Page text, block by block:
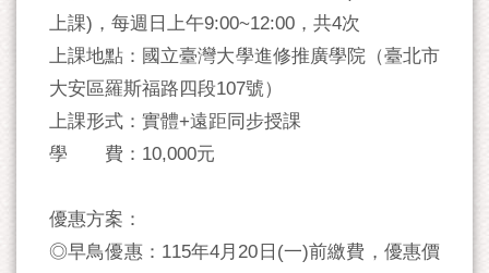
上課)，每週日上午9:00~12:00，共4次
上課地點：國立臺灣大學進修推廣學院（臺北市
大安區羅斯福路四段107號）
上課形式：實體+遠距同步授課
學 費：10,000元
優惠方案：
◎早鳥優惠：115年4月20日(一)前繳費，優惠價